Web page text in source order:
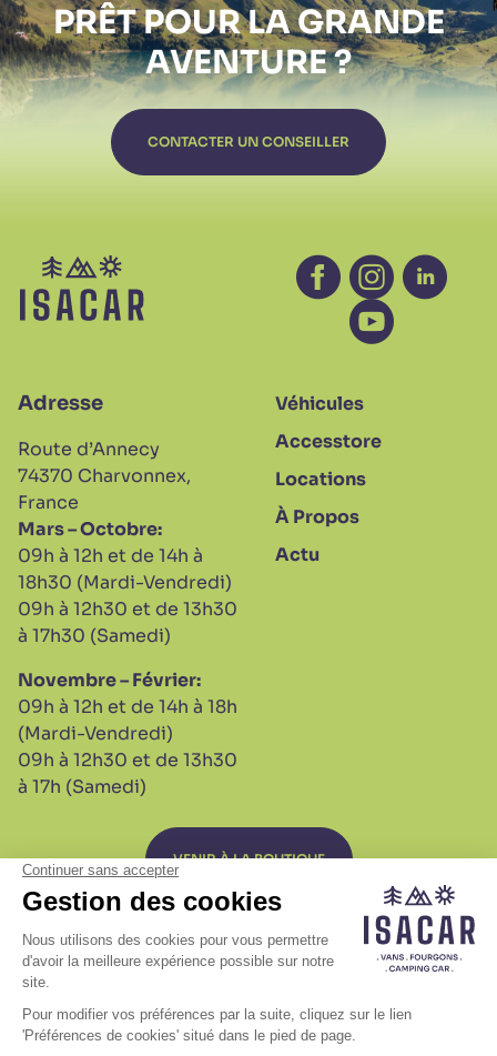
PRÊT POUR LAGRANDE
AVENTURE ?
CONTACTER UN CONSEILLER
Facebook -
Instagram -
Linkedin
Youtube -
Adresse
Route d’Annecy
74370 Charvonnex,
France
Mars – Octobre:
09h à 12h et de 14h à
18h30 (Mardi-Vendredi)
09h à 12h30 et de 13h30
à 17h30 (Samedi)
Novembre – Février:
09h à 12h et de 14h à 18h
(Mardi-Vendredi)
09h à 12h30 et de 13h30
à 17h (Samedi)
Véhicules
Accesstore
Locations
À Propos
Actu
VENIR À LA BOUTIQUE
S.A.V Plan de site
Mentions légales
Gestion des Cookies